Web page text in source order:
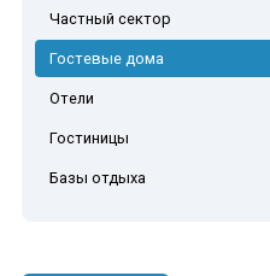
Частный сектор
Гостевые дома
Отели
Гостиницы
Базы отдыха